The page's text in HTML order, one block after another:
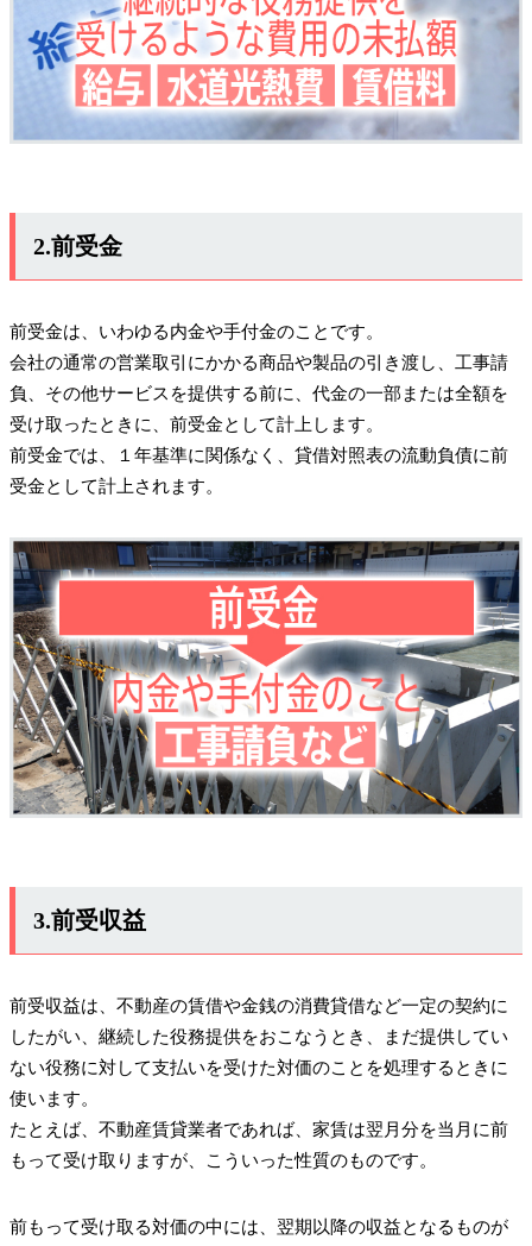
2.前受金
前受金は、いわゆる内金や手付金のことです。
会社の通常の営業取引にかかる商品や製品の引き渡し、工事請
負、その他サービスを提供する前に、代金の一部または全額を
受け取ったときに、前受金として計上します。
前受金では、１年基準に関係なく、貸借対照表の流動負債に前
受金として計上されます。
3.前受収益
前受収益は、不動産の賃借や金銭の消費貸借など一定の契約に
したがい、継続した役務提供をおこなうとき、まだ提供してい
ない役務に対して支払いを受けた対価のことを処理するときに
使います。
たとえば、不動産賃貸業者であれば、家賃は翌月分を当月に前
もって受け取りますが、こういった性質のものです。
前もって受け取る対価の中には、翌期以降の収益となるものが